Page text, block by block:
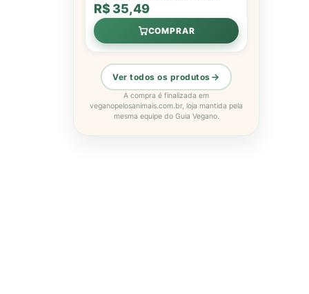
R$ 35,49
COMPRAR
Ver todos os produtos
A compra é finalizada em
veganopelosanimais.com.br, loja mantida pela
mesma equipe do Guia Vegano.